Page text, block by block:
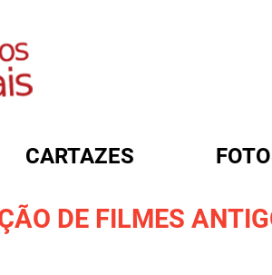
CARTAZES
DE FILMES
DE BUSCA